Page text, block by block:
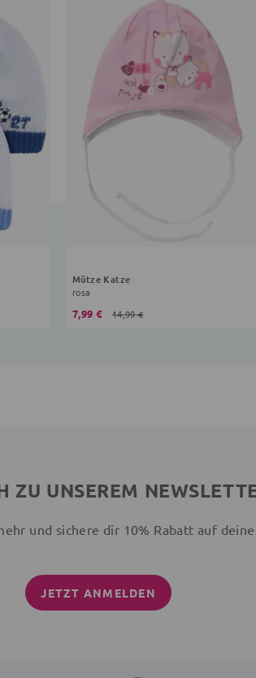
Mütze Katze
rosa
7,99 € 14,99 €
ZU UNSEREM
und sichere dir 10% Rabatt auf
JETZT ANMELDEN